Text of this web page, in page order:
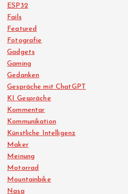
ESP32
Fails
Featured
Fotografie
Gadgets
Gaming
Gedanken
Gespräche mit ChatGPT
KI Gespräche
Kommentar
Kommunikation
Künstliche Intelligenz
Maker
Meinung
Motorrad
Mountainbike
Nasa